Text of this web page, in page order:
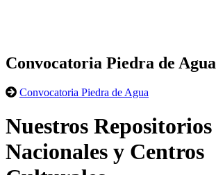
Convocatoria Piedra de Agua
Convocatoria Piedra de Agua
Nuestros Repositorios
Nacionales y Centros